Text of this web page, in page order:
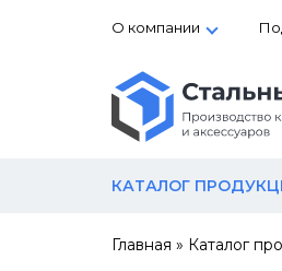
О компании
КАТАЛОГ
Главная » Каталог